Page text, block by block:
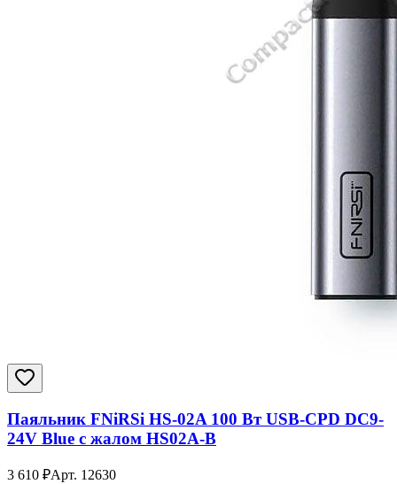
Паяльник FNiRSi HS-02A 100 Вт USB-CPD DC9-
24V Blue с жалом HS02A-B
3 610 ₽Арт. 12630